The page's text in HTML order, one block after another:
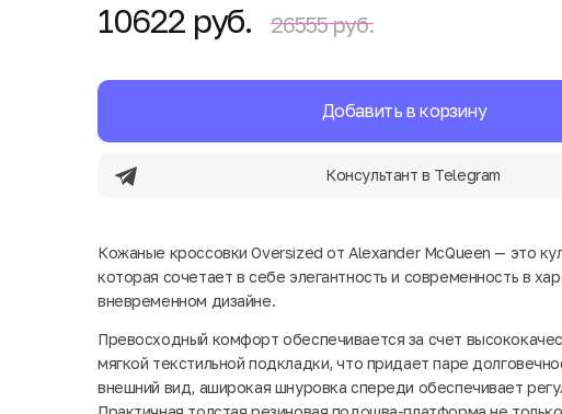
10622 руб. 26555 руб.
Добавить в корзину
Консультант в Telegram
Кожаные кроссовки Oversized от Alexander McQueen — это
которая сочетает в себе элегантность и современность в
вневременном дизайне.
Превосходный комфорт обеспечивается за счет
мягкой текстильной подкладки, что придает паре
внешний вид, аширокая шнуровка спереди обеспечивает